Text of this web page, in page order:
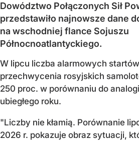
Dowództwo Połączonych Sił
przedstawiło najnowsze dane
na wschodniej flance Sojuszu
Północnoatlantyckiego.
W lipcu liczba alarmowych
przechwycenia rosyjskich
250 proc. w porównaniu do
ubiegłego roku.
"Liczby nie kłamią. Porównanie
2026 r. pokazuje obraz sytuacji,